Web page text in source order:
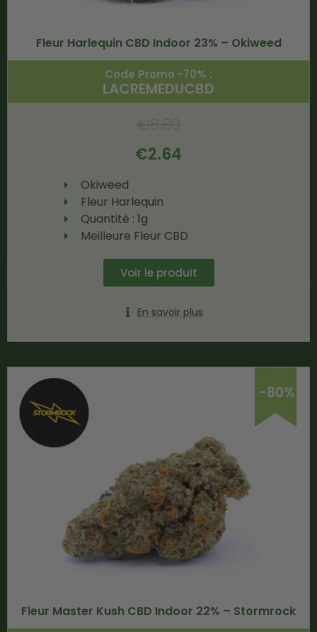
Fleur Harlequin CBD Indoor 23% – Okiweed
Code Promo -70% :
LACREMEDUCBD
€2.64
Okiweed
Fleur Harlequin
Quantité : 1g
Meilleure Fleur CBD
Voir le produit
En savoir plus
-80%
Fleur Master Kush CBD Indoor 22% – Stormrock